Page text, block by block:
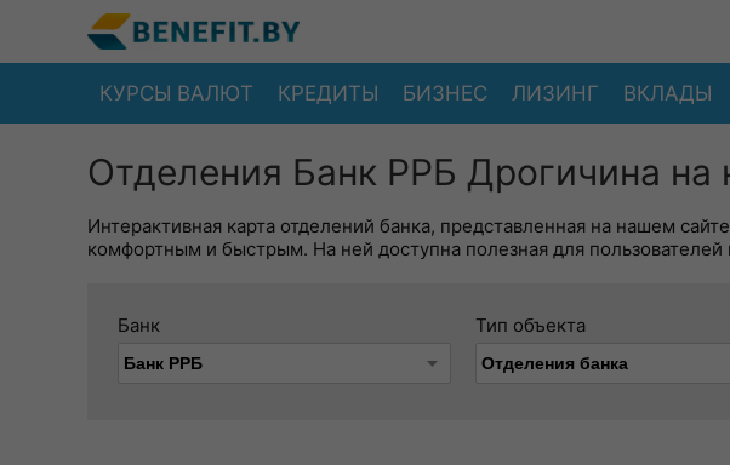
КУРСЫ ВАЛЮТ КРЕДИТЫ БИЗНЕС ЛИЗИНГ ВКЛАДЫ
Отделения Банк РРБ Дрогичина на
Интерактивная карта отделений банка, представленная на нашем
комфортным и быстрым. На ней доступна полезная для
Банк Тип объекта